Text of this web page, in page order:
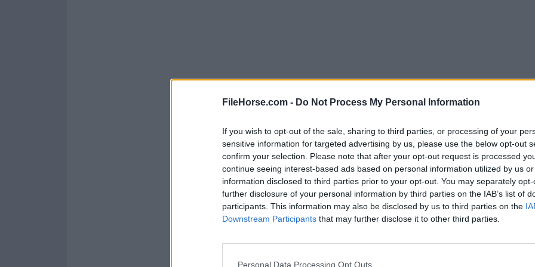
FileHorse.com - Do Not Process My Personal Information
If you wish to opt-out of the sale, sharing to third parties, or processing of your
sensitive information for targeted advertising by us, please use the below opt-out
confirm your selection. Please note that after your opt-out request is processed
continue seeing interest-based ads based on personal information utilized by us
information disclosed to third parties prior to your opt-out. You may separately
further disclosure of your personal information by third parties on the IAB’s list of
participants. This information may also be disclosed by us to third parties on the
Downstream Participants that may further disclose it to other third parties.
Personal Data Processing Opt Outs
Descargar SteelSeries GG 51.0.0
¿Por qué se publica esta aplicación en FileHorse? (Más
Top Descargas
Opera Photoshop